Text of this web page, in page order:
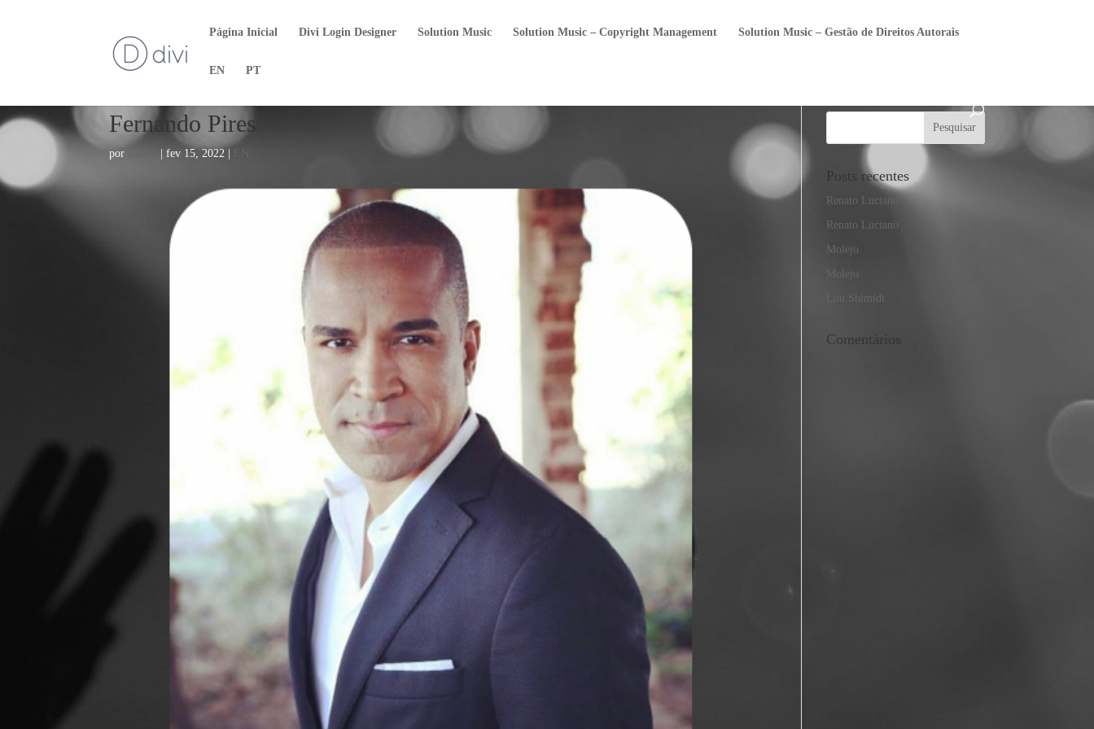
Página Inicial Divi Login Designer Solution Music Solution Music – Copyright Management Solution Music – Gestão de Direitos Autorais
EN PT
Fernando Pires
por |fev 15, 2022
Posts recentes
Renato Luciano
Renato Luciano
Molejo
Molejo
Lou Shimidt
Comentários